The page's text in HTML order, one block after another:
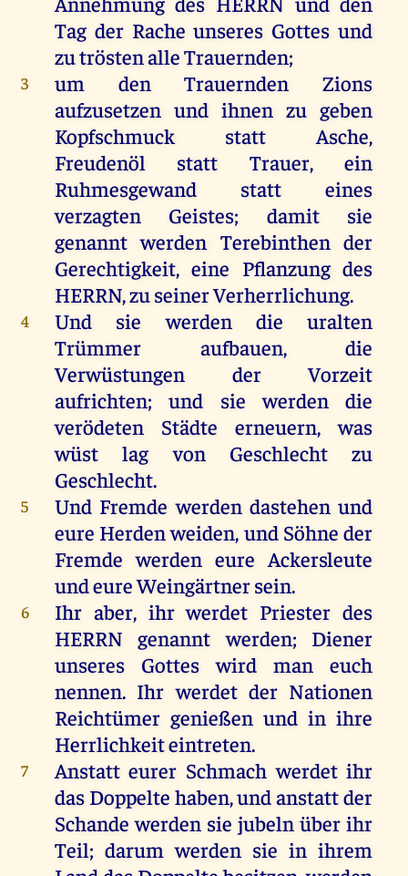
Tag der Rache unseres Gottes und
zutröstenalleTrauernden;
3 um denTrauerndenZions
aufzusetzen und ihnen zu geben
Kopfschmuck statt Asche,
Freudenöl
statt Trauer,ein
Ruhmesgewand statt
eines
verzagten
Geistes; damit
sie
genannt werden Terebinthender
Gerechtigkeit,eine Pflanzung des
HERRN,zuseinerVerherrlichung.
4 Und sie werden die uralten
Trümmer aufbauen,die
Verwüstungen derVorzeit
aufrichten;und sie werden
die
verödeten Städte erneuern,was
wüst
lag von Geschlecht
zu
Geschlecht.
5 Und Fremde werden dastehen und
eure Herdenweiden, und Söhne der
Fremde werden eure Ackersleute
undeureWeingärtnersein.
6 Ihr aber, ihr werdet Priester des
HERRN genannt werden; Diener
unseres
Gottes wird man
euch
nennen. Ihr werdet derNationen
Reichtümer genießen und in ihre
Herrlichkeiteintreten.
7 Anstatt eurer Schmach werdet ihr
dasDoppelte haben,undanstattder
Schande werden sie jubelnüber ihr
Teil; darum werden sie in ihrem